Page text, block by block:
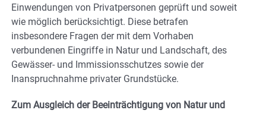
Einwendungen von Privatpersonen geprüft und soweit
wie möglich berücksichtigt. Diese betrafen
insbesondere Fragen der mit dem Vorhaben
verbundenen Eingriffe in Natur und Landschaft, des
Gewässer- und Immissionsschutzes sowie der
Inanspruchnahme privater Grundstücke.
Zum Ausgleich der Beeinträchtigung von Natur und